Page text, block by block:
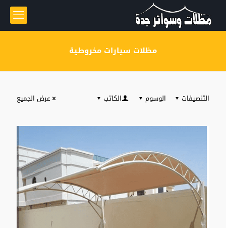
مظلات سيارات مخروطية
التنصيفات الوسوم الكاتب عرض الجميع